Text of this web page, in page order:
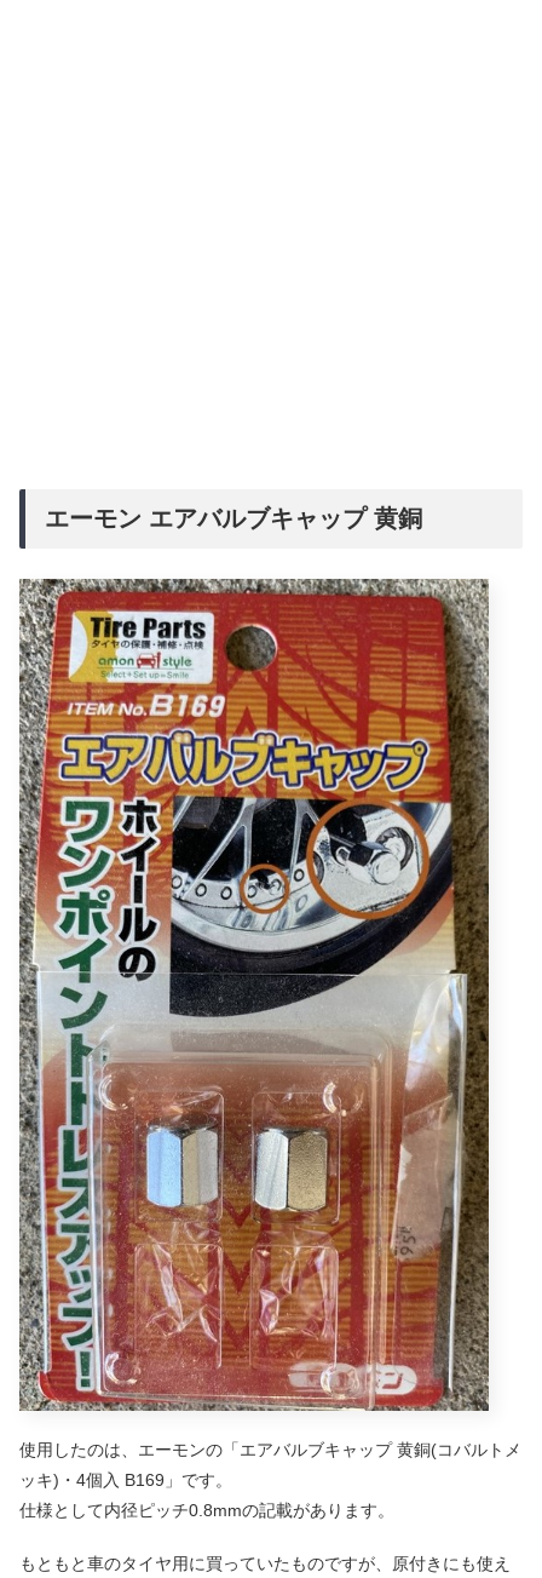
エーモン エアバルブキャップ 黄銅
使用したのは、エーモンの「エアバルブキャップ 黄銅(コバルトメ
ッキ)・4個入 B169」です。
仕様として内径ピッチ0.8mmの記載があります。
もともと車のタイヤ用に買っていたものですが、原付きにも使え